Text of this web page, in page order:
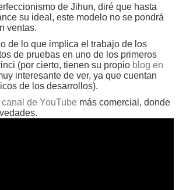
de Jihun, diré que hasta
su ideal, este modelo no se pondrá
ventas.
de lo que implica el trabajo de los
de pruebas en uno de los primeros
(por cierto, tienen su propio blog en
interesante de ver, ya que cuentan
de los desarrollos).
canal de YouTube más comercial, donde